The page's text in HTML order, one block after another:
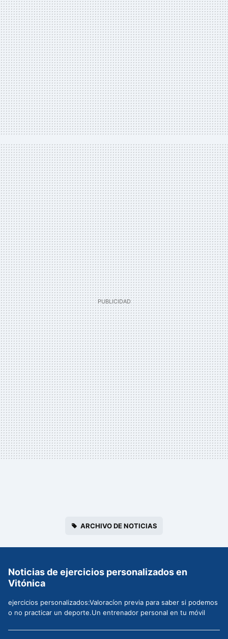
ARCHIVO DE NOTICIAS
Noticias de ejercicios personalizados en
Vitónica
ejercicios personalizados:Valoracíon previa para saber si podemos
o no practicar un deporte.Un entrenador personal en tu móvil